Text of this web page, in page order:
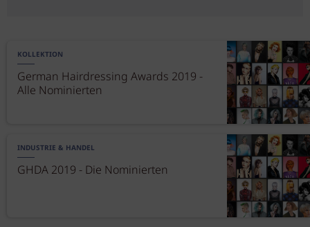
KOLLEKTION
German Hairdressing Awards 2019 -
Alle Nominierten
INDUSTRIE & HANDEL
GHDA 2019 - Die Nominierten